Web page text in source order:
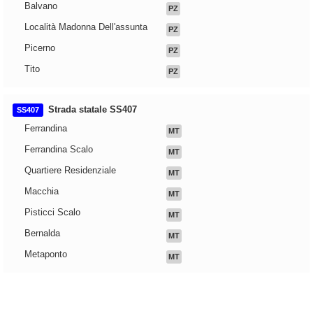
Balvano PZ
Località Madonna Dell'assunta PZ
Picerno PZ
Tito PZ
SS407
Strada statale SS407
Ferrandina
MT
Ferrandina Scalo MT
Quartiere Residenziale MT
Macchia MT
Pisticci Scalo MT
Bernalda MT
Metaponto MT